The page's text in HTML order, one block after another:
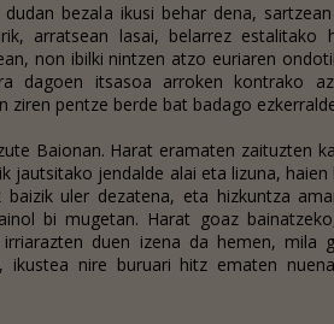
bezala ikusi behar dena,
arratsean lasai, belarrez estalitako
non ibilki nintzen atzo euriaren
dagoen itsasoa arroken kontrako
ziren pentze berde bat badago
Baionan. Harat eramaten zaituzten
jautsitako jendalde alai eta lizuna, haien
uler dezatena, eta hizkuntza
bi mugetan. Harat goaz
duen izena da hemen, mila
ikustea nire buruari hitz ematen